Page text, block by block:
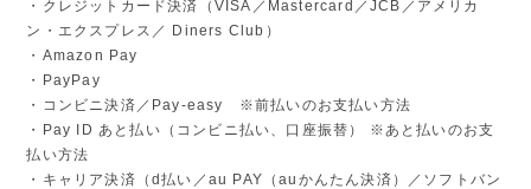
・クレジットカード決済（VISA／Mastercard／JCB／アメリカ
ン・エクスプレス／ Diners Club）
・Amazon Pay
・PayPay
・コンビニ決済／Pay-easy ※前払いのお支払い方法
・Pay ID あと払い（コンビニ払い、口座振替） ※あと払いのお支
払い方法
・キャリア決済（d払い／au PAY（auかんたん決済）／ソフトバン